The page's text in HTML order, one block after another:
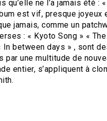
qu’elle ne l’a jamais été :
est vif, presque joyeux
jamais, comme un
: « Kyoto Song » «
In between days » , sont
par une multitude de
entier, s’appliquent à